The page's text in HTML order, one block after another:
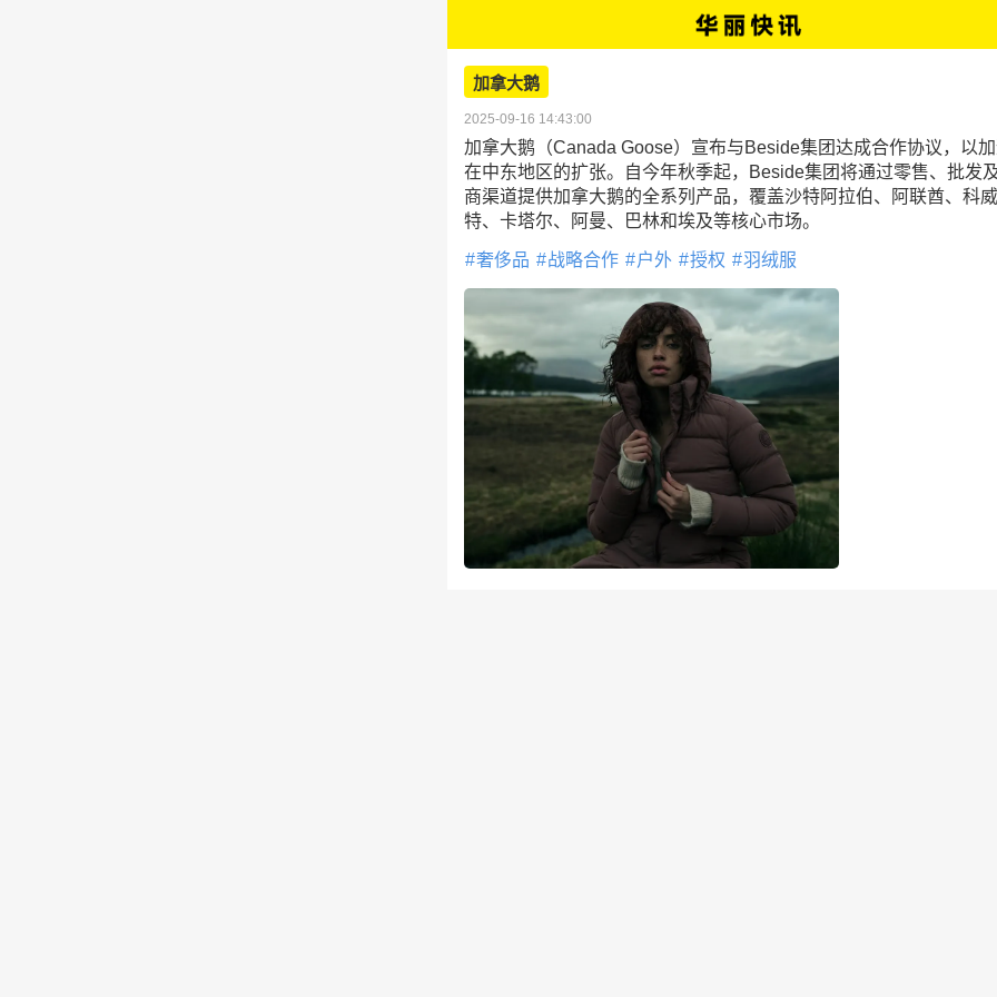
加拿大鹅
2025-09-16 14:43:00
加拿大鹅（Canada Goose）宣布与Beside集团达成合作协议，以
在中东地区的扩张。自今年秋季起，Beside集团将通过零售、批发
商渠道提供加拿大鹅的全系列产品，覆盖沙特阿拉伯、阿联酋、科威
特、卡塔尔、阿曼、巴林和埃及等核心市场。
奢侈品 战略合作 户外 授权 羽绒服